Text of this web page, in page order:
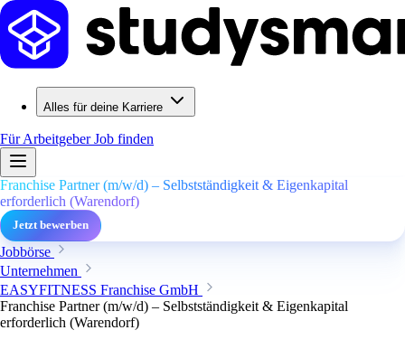
Alles für deine Karriere
Für ArbeitgeberJob finden
Franchise Partner (m/w/d) – Selbstständigkeit & Eigenkapital
erforderlich (Warendorf)
Jetzt bewerben
Jobbörse
Unternehmen
EASYFITNESS Franchise GmbH
Franchise Partner (m/w/d) – Selbstständigkeit & Eigenkapital
erforderlich (Warendorf)